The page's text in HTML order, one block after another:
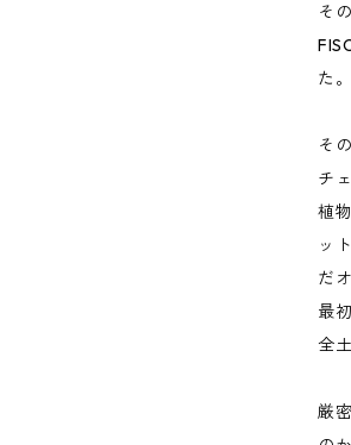
そ
た。
そ
チ
植
ッ
だ
最
全
厳